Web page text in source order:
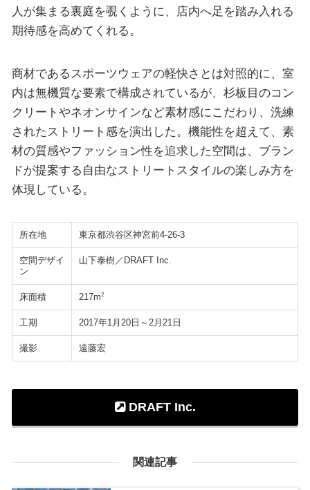
人が集まる裏庭を覗くように、店内へ足を踏み入れる
期待感を高めてくれる。
商材であるスポーツウェアの軽快さとは対照的に、室
内は無機質な要素で構成されているが、杉板目のコン
クリートやネオンサインなど素材感にこだわり、洗練
されたストリート感を演出した。機能性を超えて、素
材の質感やファッション性を追求した空間は、ブラン
ドが提案する自由なストリートスタイルの楽しみ方を
体現している。
所在地 東京都渋谷区神宮前4-26-3
空間デザイ
ン
山下泰樹／DRAFT Inc.
床面積 217m2
工期 2017年1月20日～2月21日
撮影 遠藤宏
DRAFT Inc.
関連記事